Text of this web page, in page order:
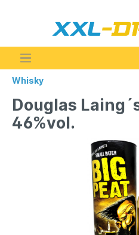
Whisky
Douglas
46%vol.